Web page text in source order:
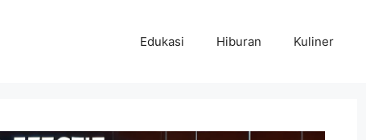
Edukasi Hiburan Kuliner